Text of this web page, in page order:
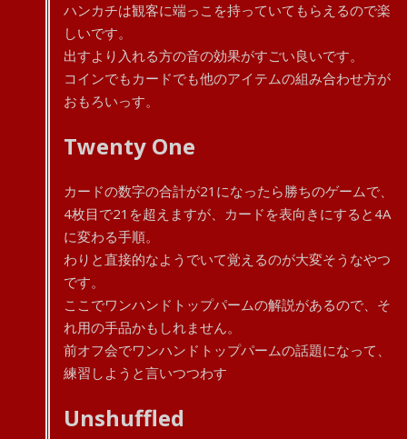
ハンカチは観客に端っこを持っていてもらえるので楽
しいです。
出すより入れる方の音の効果がすごい良いです。
コインでもカードでも他のアイテムの組み合わせ方が
おもろいっす。
Twenty One
カードの数字の合計が21になったら勝ちのゲームで、
4枚目で21を超えますが、カードを表向きにすると4A
に変わる手順。
わりと直接的なようでいて覚えるのが大変そうなやつ
です。
ここでワンハンドトップパームの解説があるので、そ
れ用の手品かもしれません。
前オフ会でワンハンドトップパームの話題になって、
練習しようと言いつつわす
Unshuffled